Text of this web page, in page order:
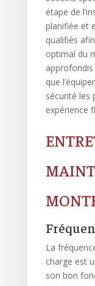
étape de
planifiée et
qualifiés
optimal du
approfondis
que
sécurité les
expérience
La
charge est
son bon